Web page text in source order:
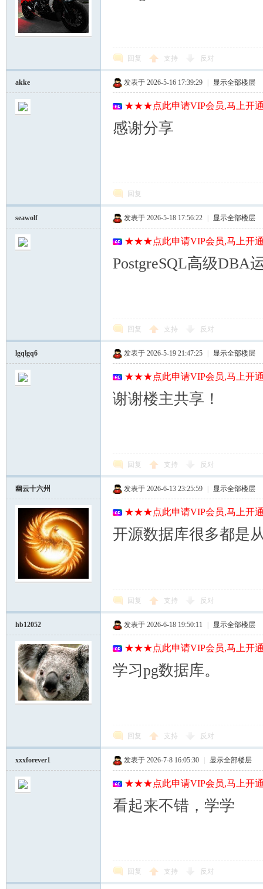
回复 支持 反对
akke 发表于 2026-5-16 17:39:29 显示全部楼层
★★★点此申请VIP会员,马上开
感谢分享
回复
seawolf 发表于 2026-5-18 17:56:22 显示全部楼层
★★★点此申请VIP会员,马上开
PostgreSQL高级DBA
回复 支持 反对
lgqlgq6 发表于 2026-5-19 21:47:25 显示全部楼层
★★★点此申请VIP会员,马上开
谢谢楼主共享！
回复 支持 反对
幽云十六州 发表于 2026-6-13 23:25:59 显示全部楼层
★★★点此申请VIP会员,马上开
开源数据库很多都是
回复 支持 反对
hb12052 发表于 2026-6-18 19:50:11 显示全部楼层
★★★点此申请VIP会员,马上开
学习pg数据库。
回复 支持 反对
xxxforever1 发表于 2026-7-8 16:05:30 显示全部楼层
★★★点此申请VIP会员,马上开
看起来不错，学学
回复 支持 反对